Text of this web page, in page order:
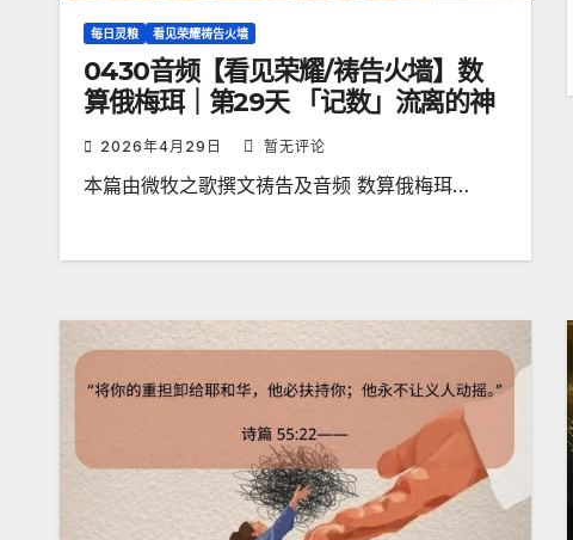
每日灵粮 看见荣耀祷告火墙
0430音频【看见荣耀/祷告火墙】数
算俄梅珥｜第29天 「记数」流离的神
2026年4月29日 暂无评论
本篇由微牧之歌撰文祷告及音频 数算俄梅珥…